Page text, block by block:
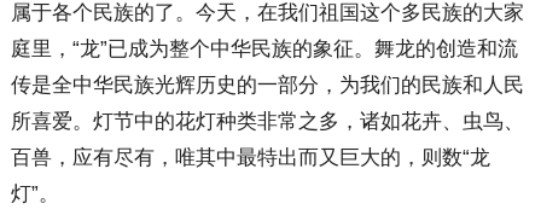
属于各个民族的了。今天，在我们祖国这个多民族的大家
庭里，“龙”已成为整个中华民族的象征。舞龙的创造和流
传是全中华民族光辉历史的一部分，为我们的民族和人民
所喜爱。灯节中的花灯种类非常之多，诸如花卉、虫鸟、
百兽，应有尽有，唯其中最特出而又巨大的，则数“龙
灯”。